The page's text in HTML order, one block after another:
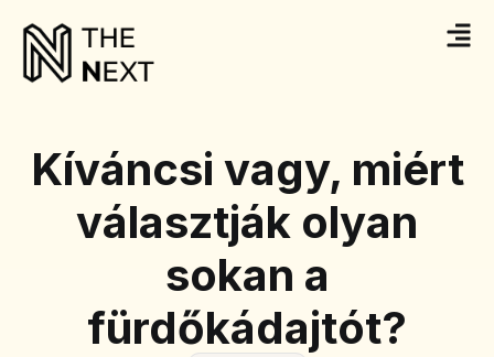
Kíváncsi vagy, miért
választják olyan
sokan a
fürdőkádajtót?